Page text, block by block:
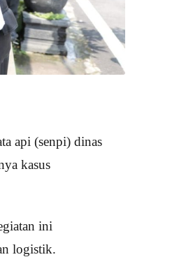
api (senpi) dinas
kasus
ini
logistik.